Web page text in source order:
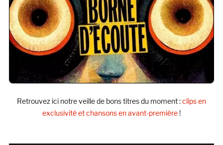
Retrouvez ici notre veille de bons titres du moment :clips en
exclusivité et chansons en avant-première !